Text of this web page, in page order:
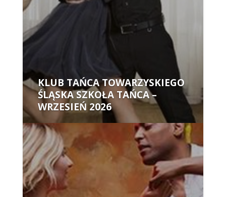
KLUB TAŃCA TOWARZYSKIEGO
ŚLĄSKA SZKOŁA TAŃCA –
WRZESIEŃ 2026
Autor: